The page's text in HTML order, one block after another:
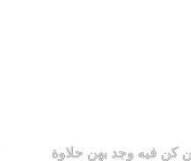
كن فيه وجد بهن حلاوة